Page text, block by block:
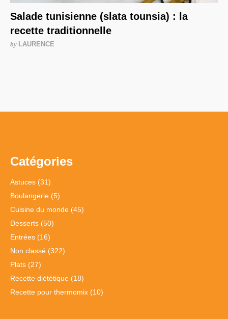
Salade tunisienne (slata tounsia) : la
recette traditionnelle
by LAURENCE
Catégories
Astuces (31)
Boulangerie (5)
Cuisine du monde (45)
Desserts (50)
Entrées (16)
Non classé (322)
Plats (27)
Recette diététique (18)
Recette pour thermomix (10)